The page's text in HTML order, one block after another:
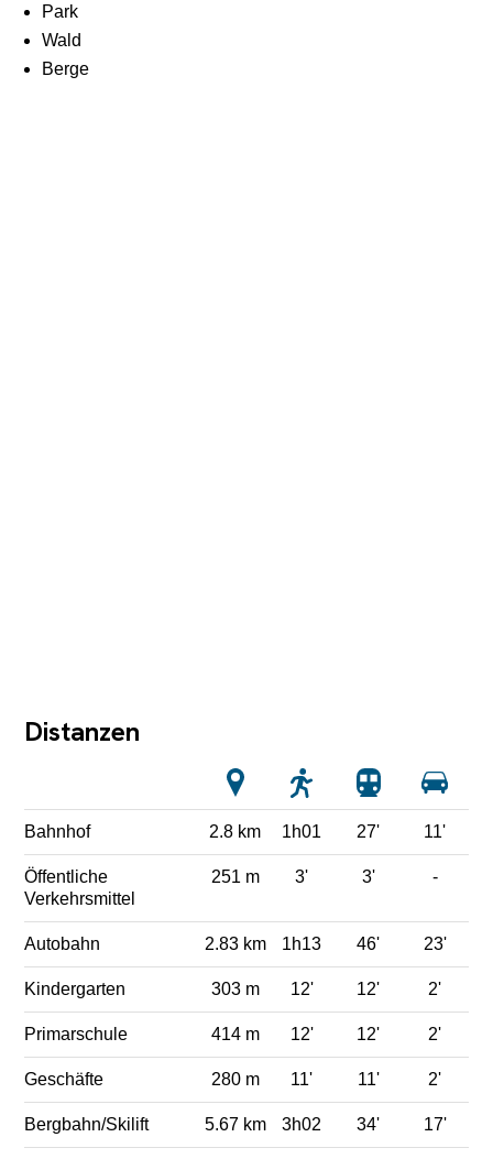
Park
Wald
Berge
Distanzen
Bahnhof 2.8 km 1h01 27' 11'
Öffentliche
Verkehrsmittel
251 m 3' 3' -
Autobahn 2.83 km 1h13 46' 23'
Kindergarten 303 m 12' 12' 2'
Primarschule 414 m 12' 12' 2'
Geschäfte 280 m 11' 11' 2'
Bergbahn/Skilift 5.67 km 3h02 34' 17'